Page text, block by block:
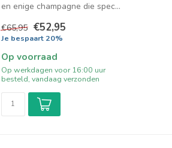
en enige champagne die spec...
€65,95 €52,95
Je bespaart 20%
Op voorraad
Op werkdagen voor 16:00 uur
besteld, vandaag verzonden